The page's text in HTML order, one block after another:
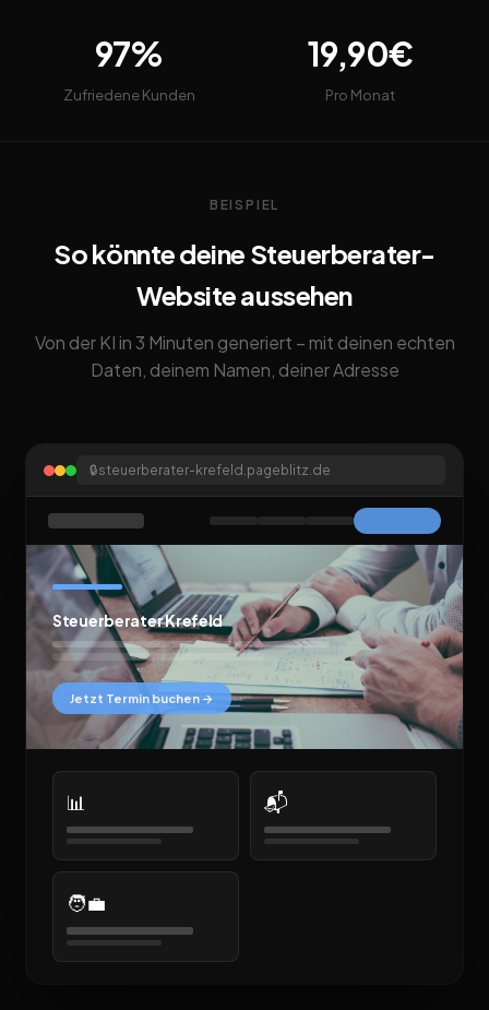
97%
Zufriedene Kunden
19,90€
Pro Monat
BEISPIEL
So könnte deine Steuerberater-
Website aussehen
Von der KI in 3 Minuten generiert – mit deinen echten
Daten, deinem Namen, deiner Adresse
🔒steuerberater-krefeld.pageblitz.de
Steuerberater Krefeld
Jetzt Termin buchen →
📊 📬
🧑‍💼